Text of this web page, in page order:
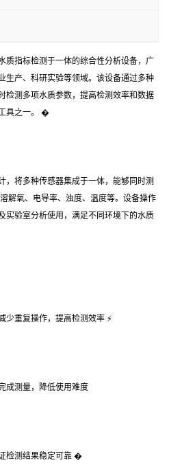
质指标检测于一体的综合性分析设备，广
生产、科研实验等领域。该设备通过多种
检测多项水质参数，提高检测效率和数据
具之一。 �
，将多种传感器集成于一体，能够同时测
解氧、电导率、浊度、温度等。设备操作
实验室分析使用，满足不同环境下的水质
少重复操作，提高检测效率 ⚡
成测量，降低使用难度
检测结果稳定可靠 �